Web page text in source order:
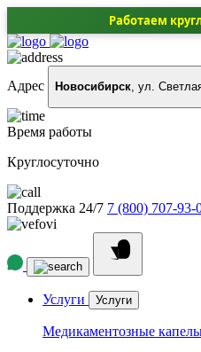
Работаем
Адрес Новосибирск, ул.
Время работы
Круглосуточно
Поддержка 24/7 7 (800) 707-93-
Услуги Услуги
Медикаментозные